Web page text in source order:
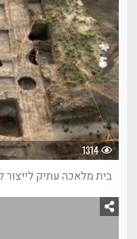
1314
בית מלאכה עתיק לייצור